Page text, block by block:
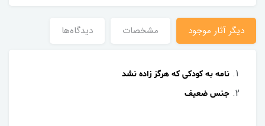
دیگر آثار موجود مشخصات دیدگاه‌ها
نامه به کودکی که هرگز زاده نشد
جنس ضعیف